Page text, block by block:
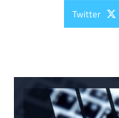
Twitter